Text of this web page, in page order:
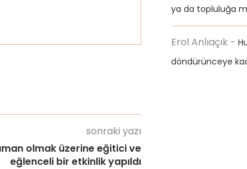
sonraki yazı
olmak üzerine eğitici ve
eğlenceli bir etkinlik yapıldı
ya da topluluğa
Erol Anlıaçık -
döndürünceye